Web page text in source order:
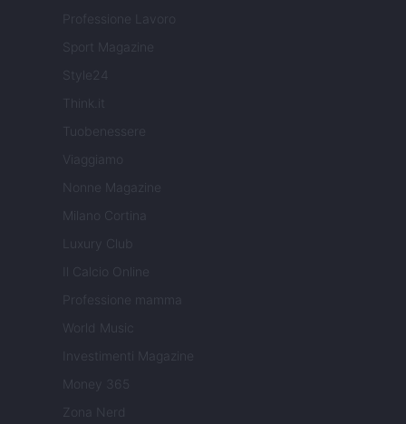
Professione Lavoro
Sport Magazine
Style24
Think.it
Tuobenessere
Viaggiamo
Nonne Magazine
Milano Cortina
Luxury Club
Il Calcio Online
Professione mamma
World Music
Investimenti Magazine
Money 365
Zona Nerd